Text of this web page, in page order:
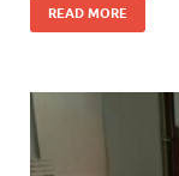
READ MORE